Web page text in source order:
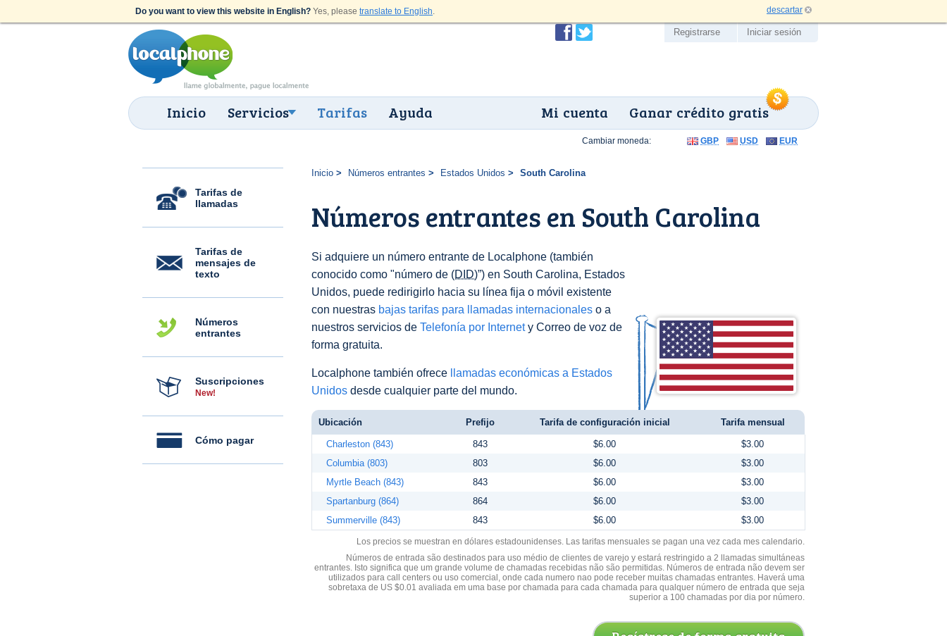
Do you want to view this website in English? Yes, please translate to English. descartar
Inicio Servicios Tarifas Ayuda Ganar crédito gratis
Mi cuenta
Registrarse Iniciar sesión
Tarifas de
llamadas
Tarifas de
mensajes de
texto
Números
entrantes
Suscripciones
New!
Cómo pagar
Inicio Números entrantes Estados Unidos South Carolina
Números entrantes en South Carolina
Si adquiere un número entrante de Localphone (también
conocido como "número de (DID)”) en South Carolina, Estados
Unidos, puede redirigirlo hacia su línea fija o móvil existente
con nuestras bajas tarifas para llamadas internacionales o a
nuestros servicios de Telefonía por Internety Correo de voz de
forma gratuita.
Localphone también ofrece
llamadas económicas a Estados
Unidos desde cualquier parte del mundo.
Cambiar moneda: GBP USD EUR
Ubicación Prefijo Tarifa de configuración inicial Tarifa mensual
Charleston (843) 843 $6.00
$3.00
Columbia (803)
803 $6.00
$3.00
Myrtle Beach (843)
843 $6.00
$3.00
Spartanburg (864)
864 $6.00
$3.00
Summerville (843)
843 $6.00 $3.00
Los precios se muestran en dólares estadounidenses. Las tarifas mensuales se pagan una vez cada mes calendario.
Números de entrada são destinados para uso médio de clientes de varejo y estará restringido a 2 llamadas simultáneas
entrantes. Isto significa que um grande volume de chamadas recebidas não são permitidas. Números de entrada não devem ser
utilizados para call centers ou uso comercial, onde cada numero nao pode receber muitas chamadas entrantes. Haverá uma
sobretaxa de US $0.01 avaliada em uma base por chamada para cada chamada para qualquer número de entrada que seja
superior a 100 chamadas por dia por número.